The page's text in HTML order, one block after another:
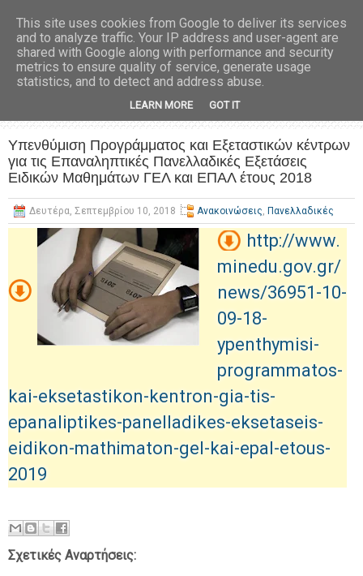
Υπενθύμιση Προγράμματος και Εξεταστικών κέντρων
για τις Επαναληπτικές Πανελλαδικές Εξετάσεις
Ειδικών Μαθημάτων ΓΕΛ και ΕΠΑΛ έτους 2018
Δευτέρα, Σεπτεμβρίου 10, 2018 Ανακοινώσεις, Πανελλαδικές
http://www.
minedu.gov.gr/
news/36951-10-
09-18-
ypenthymisi-
programmatos-
kai-eksetastikon-kentron-gia-tis-
epanaliptikes-panelladikes-eksetaseis-
eidikon-mathimaton-gel-kai-epal-etous-
2019
Σχετικές Αναρτήσεις:
This site uses cookies from Google to deliver its services
and to analyze traffic. Your IP address and user-agent are
shared with Google along with performance and security
metrics to ensure quality of service, generate usage
statistics, and to detect and address abuse.
LEARN MORE GOT IT